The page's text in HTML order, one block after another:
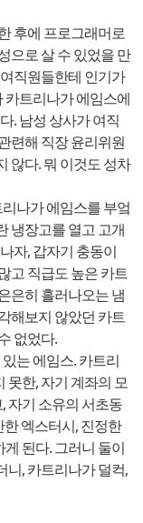
후에 프로그래머로
으로 살 수 있었을 만
직원들한테 인기가
카트리나가 에임스에
. 남성 상사가 여직
련해 직장 윤리위원
않다. 뭐 이것도 성차
나가 에임스를 부엌
냉장고를 열고 고개
자, 갑자기 충동이
고 직급도 높은 카트
은히 흘러나오는 냄
해보지 않았던 카트
없었다.
는 에임스. 카트리
못한, 자기 계좌의 모
자기 소유의 서초동
엑스터시, 진정한
된다. 그러니 둘이
니, 카트리나가 덜컥,